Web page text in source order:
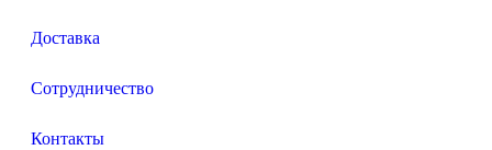
Доставка
Сотрудничество
Контакты